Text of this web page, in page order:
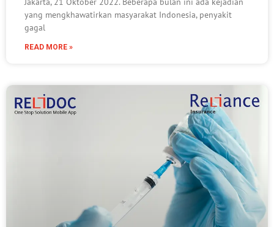
yang mengkhawatirkan masyarakat Indonesia, penyakit
gagal
READ MORE »